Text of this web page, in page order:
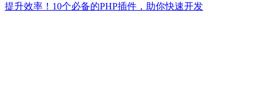
提升效率！10个必备的PHP插件，助你快速开发